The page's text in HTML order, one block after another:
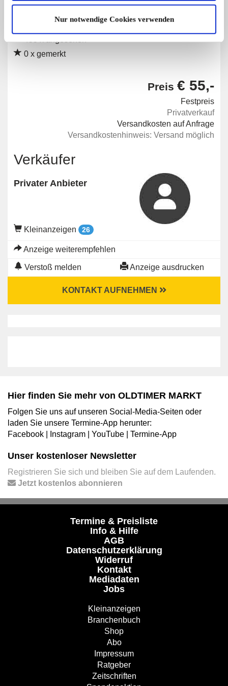
Nur notwendige Cookies verwenden
Privat
455 x angesehen
0 x gemerkt
Preis € 55,-
Festpreis
Privatverkauf
Versandkosten auf Anfrage
Versandkostenhinweis: Versand möglich
Verkäufer
Privater Anbieter
Kleinanzeigen 26
Anzeige weiterempfehlen
Verstoß melden Anzeige ausdrucken
KONTAKT AUFNEHMEN
Hier finden Sie mehr von OLDTIMER MARKT
Folgen Sie uns auf unseren Social-Media-Seiten oder
laden Sie unsere Termine-App herunter:
Facebook
Instagram YouTube Termine-App
Unser kostenloser Newsletter
Registrieren Sie sich und bleiben Sie auf dem Laufenden.
Jetzt kostenlos abonnieren
Termine & Preisliste
Info & Hilfe
AGB
Datenschutzerklärung
Widerruf
Kontakt
Mediadaten
Jobs
Kleinanzeigen
Branchenbuch
Shop
Abo
Impressum
Ratgeber
Zeitschriften